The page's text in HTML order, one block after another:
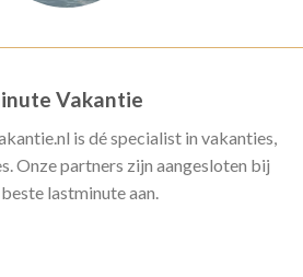
Vakantie
is dé specialist in vakanties,
Onze partners zijn aangesloten bij
lastminute aan.